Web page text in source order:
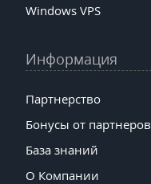
Windows VPS
Информация
Партнерство
Бонусы от партнеров
База знаний
О Компании